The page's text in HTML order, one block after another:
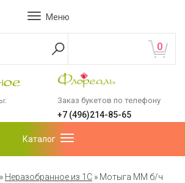
Меню
0
Заказ букетов по телефону
+7 (496)214-85-65
Каталог
» Неразобранное из 1С » Мотыга ММ б/ч